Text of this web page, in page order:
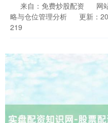
来自：免费炒股配资
网
略与仓位管理分析
更新：
219